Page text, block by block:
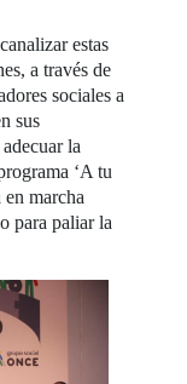
estas
a través de
sociales a
sus
la
‘A tu
en marcha
para paliar la